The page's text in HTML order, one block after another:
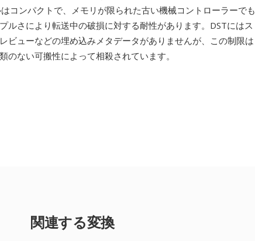
コンパクトで、メモリが限られた古い機械コントローラーでも
ルさにより転送中の破損に対する耐性があります。DSTにはス
ビューなどの埋め込みメタデータがありませんが、この制限は
のない可搬性によって相殺されています。
関連する変換